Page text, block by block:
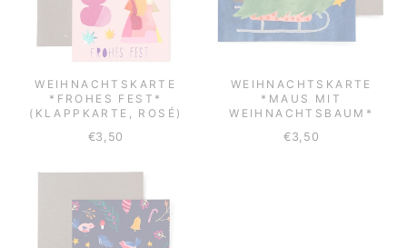
WEIHNACHTSKARTE
*FROHES FEST*
(KLAPPKARTE, ROSÉ)
€3,50
WEIHNACHTSKARTE
*MAUS MIT
WEIHNACHTSBAUM*
€3,50